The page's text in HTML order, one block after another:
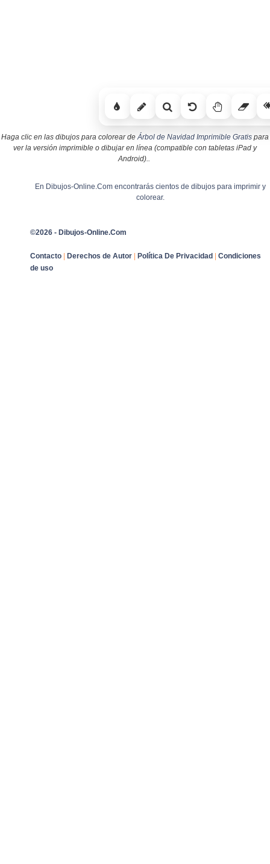
Haga clic en las dibujos para colorear deÁrbol de Navidad Imprimible Gratis para
ver la versión imprimible o dibujar en línea (compatible con tabletas iPad y
Android)..
En Dibujos-Online.Com encontrarás cientos de dibujos para imprimir y
colorear.
©2026 - Dibujos-Online.Com
Contacto Derechos de Autor Política De Privacidad
Condiciones
de uso